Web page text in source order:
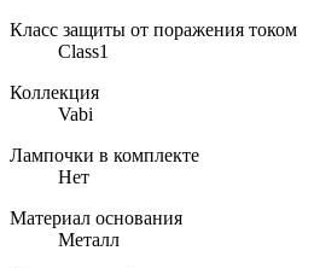
Класс защиты от поражения током
Class1
Коллекция
Vabi
Лампочки в комплекте
Нет
Материал основания
Металл